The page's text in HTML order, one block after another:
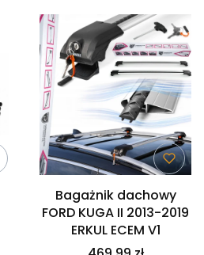
Bagażnik dachowy
FORD KUGA II 2013-2019
ERKUL ECEM V1